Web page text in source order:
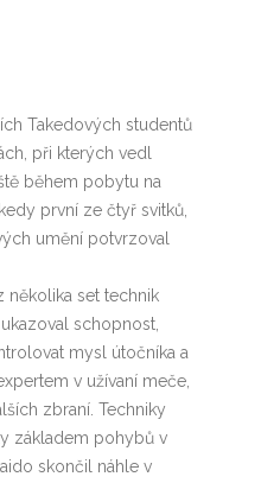
Takedových studentů
při kterých vedl
během pobytu na
první ze čtyř svitků,
umění potvrzoval
několika set technik
schopnost,
mysl útočníka a
v užívaní meče,
zbraní. Techniky
základem pohybů v
skončil náhle v